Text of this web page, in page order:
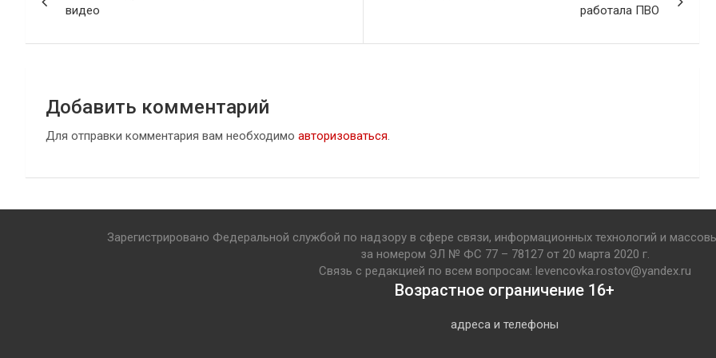
по
записям
видео
работала ПВО
Добавить комментарий
Для отправки комментария вам необходимо авторизоваться.
Зарегистрировано Федеральной службой по надзору в сфере связи, информационных технологий и
за номером ЭЛ № ФС 77 – 78127 от 20 марта 2020 г.
Связь с редакцией по всем вопросам: levencovka.rostov@yandex.ru
Возрастное ограничение 16+
адреса и телефоны